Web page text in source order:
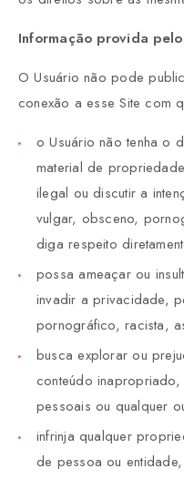
Informação provida
O Usuário não pode
conexão a esse Site com
o Usuário não tenha o
material de
ilegal ou discutir a
vulgar, obsceno,
diga respeito
possa ameaçar ou
invadir a privacidade,
pornográfico, racista,
busca explorar ou
conteúdo
pessoais ou qualquer
infrinja qualquer
de pessoa ou